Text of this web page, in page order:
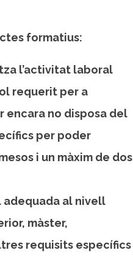
formatius:
l’activitat laboral
requerit per a
encara no disposa del
per poder
i un màxim de dos
al nivell
màster,
requisits específics